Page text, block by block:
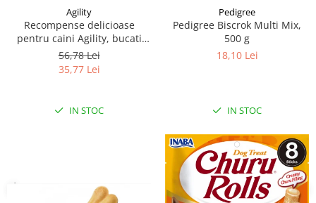
Agility
Recompense delicioase
pentru caini Agility, bucati
inimioara iepure, 500g
56,78 Lei
35,77 Lei
IN STOC
Pedigree
Pedigree Biscrok Multi Mix,
500 g
18,10 Lei
IN STOC